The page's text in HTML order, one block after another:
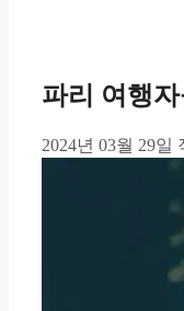
파리 여행
2024년 03월 29일